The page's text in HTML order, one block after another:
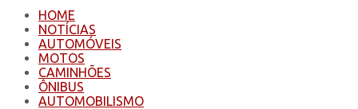
HOME
NOTÍCIAS
AUTOMÓVEIS
MOTOS
CAMINHÕES
ÔNIBUS
AUTOMOBILISMO